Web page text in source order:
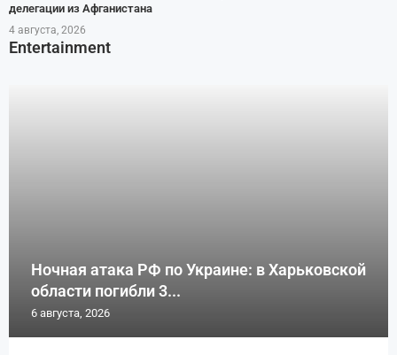
делегации из Афганистана
4 августа, 2026
Entertainment
Ночная атака РФ по Украине: в Харьковской
области погибли 3...
6 августа, 2026